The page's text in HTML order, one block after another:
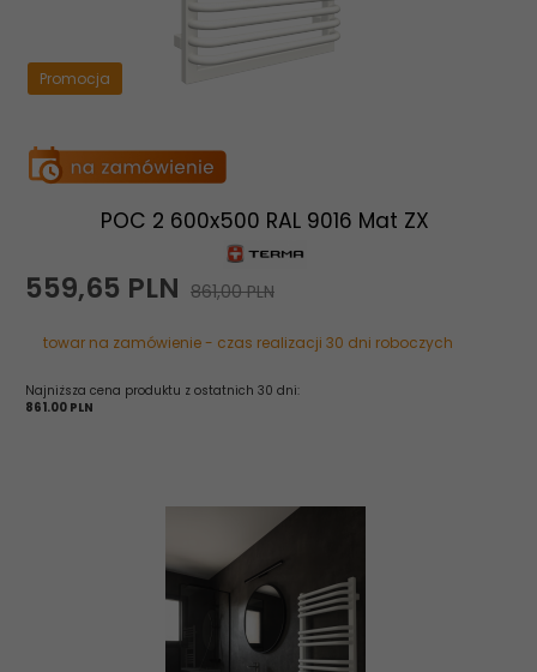
Promocja
POC 2 600x500 RAL 9016 Mat ZX
559,65 PLN 861,00 PLN
towar na zamówienie - czas realizacji 30 dni roboczych
Najniższa cena produktu z ostatnich 30 dni:
861.00 PLN